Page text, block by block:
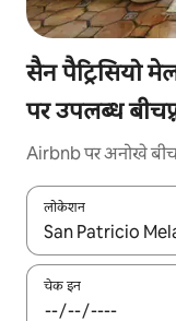
सैन पैट्रिसियो
पर उपलब्ध
Airbnb पर अनोखे
लोकेशन
नतीजों के उपलब्ध होने
चेक इन